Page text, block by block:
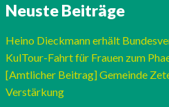
Neuste Beiträge
Heino Dieckmann erhält
KulTour-Fahrt für Frauen zum
[Amtlicher Beitrag] Gemeinde
Verstärkung